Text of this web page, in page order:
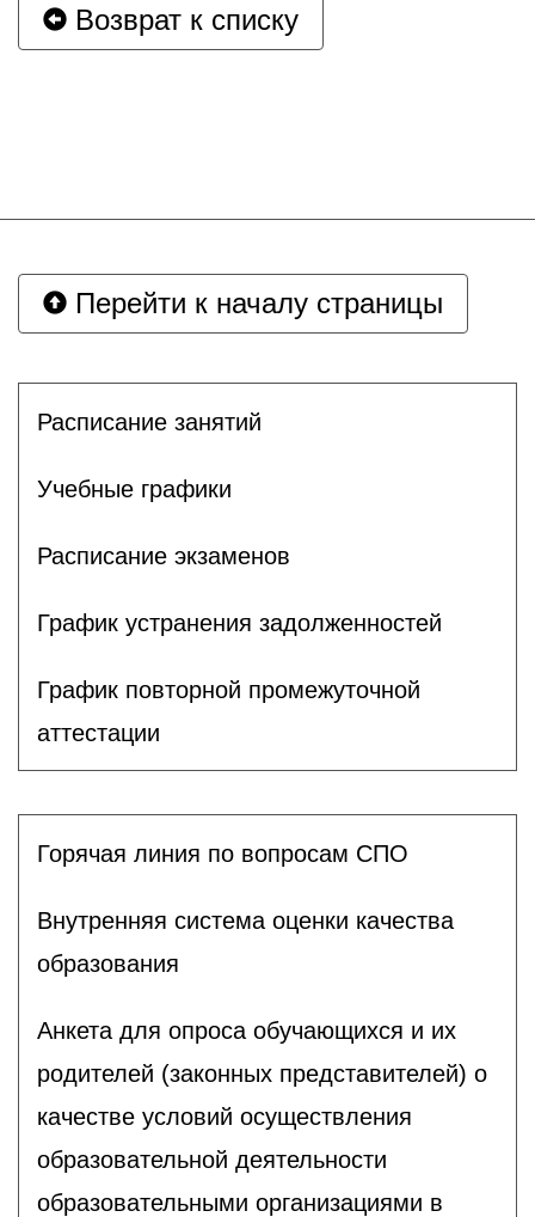
Возврат к списку
Перейти к началу страницы
Расписание занятий
Учебные графики
Расписание экзаменов
График устранения задолженностей
График повторной промежуточной
аттестации
Горячая линия по вопросам СПО
Внутренняя система оценки качества
образования
Анкета для опроса обучающихся и их
родителей (законных представителей) о
качестве условий осуществления
образовательной деятельности
образовательными организациями в